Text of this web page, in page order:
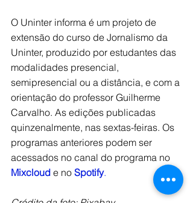
O Uninter informa é um projeto de
extensão do curso de Jornalismo da
Uninter, produzido por estudantes das
modalidades presencial,
semipresencial ou a distância, e com a
orientação do professor Guilherme
Carvalho. As edições publicadas
quinzenalmente, nas sextas-feiras. Os
programas anteriores podem ser
acessados no canal do programa no
Mixcloud e no Spotify.